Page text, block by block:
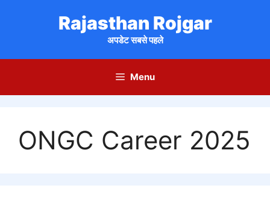
Rajasthan Rojgar
अपडेट सबसे पहले
Menu
ONGC Career 2025